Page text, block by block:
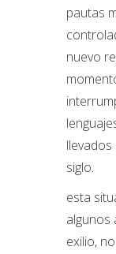
pautas
nuevo
siglo.
esta
algunos
exilio,